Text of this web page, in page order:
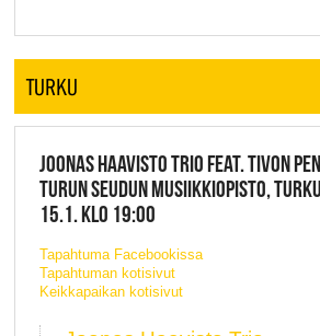
TURKU
JOONAS HAAVISTO TRIO FEAT. TIVON
TURUN SEUDUN MUSIIKKIOPISTO, TURKU
15.1. KLO 19:00
Tapahtuma Facebookissa
Tapahtuman kotisivut
Keikkapaikan kotisivut